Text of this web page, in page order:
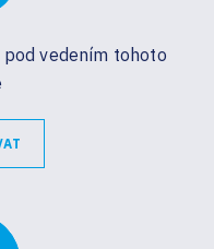
vedením tohoto